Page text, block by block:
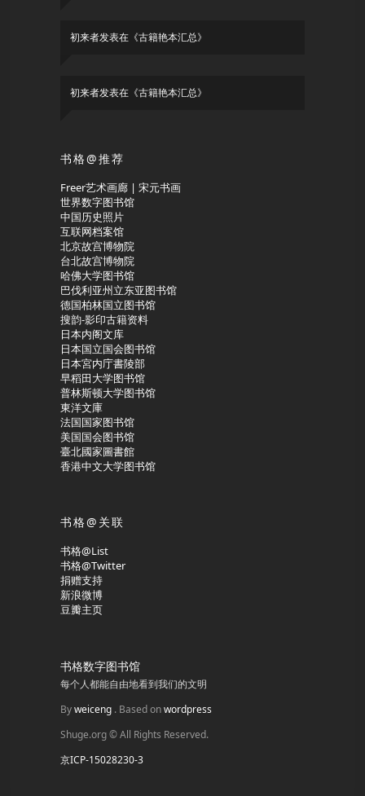
初来者发表在《古籍艳本汇总》
初来者发表在《古籍艳本汇总》
书格@推荐
Freer艺术画廊 | 宋元书画
世界数字图书馆
中国历史照片
互联网档案馆
北京故宫博物院
台北故宫博物院
哈佛大学图书馆
巴伐利亚州立东亚图书馆
德国柏林国立图书馆
搜韵-影印古籍资料
日本内阁文库
日本国立国会图书馆
日本宮内庁書陵部
早稻田大学图书馆
普林斯顿大学图书馆
東洋文庫
法国国家图书馆
美国国会图书馆
臺北國家圖書館
香港中文大学图书馆
书格@关联
书格@List
书格@Twitter
捐赠支持
新浪微博
豆瓣主页
书格数字图书馆
每个人都能自由地看到我们的文明
Byweiceng . Based onwordpress
Shuge.org © All Rights Reserved.
京ICP-15028230-3